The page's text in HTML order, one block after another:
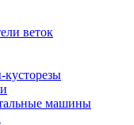
веток
машины